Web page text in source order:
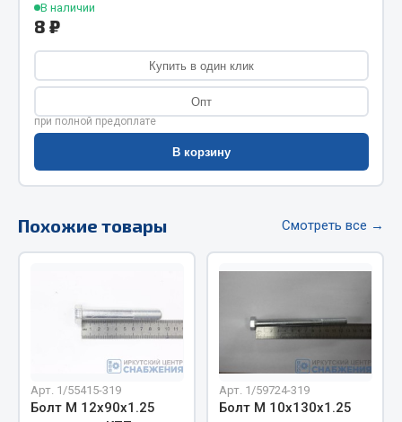
Угольники
Фитинги
Измерительный инструмент
Крепежный инструмент
Силовое оборудование
Слесарный инструмент
В наличии
8 ₽
Купить в один клик
Опт
при полной предоплате
В корзину
Похожие товары Смотреть все →
Арт. 1/55415-319
Болт М 12х90х1.25
Арт. 1/59724-319
Болт М 10х130х1.25